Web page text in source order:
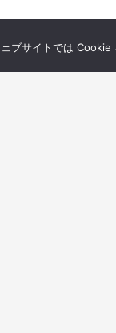
ブサイトでは